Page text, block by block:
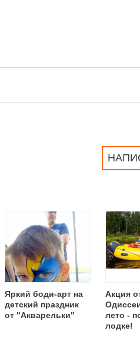
Яркий боди-арт на
детский праздник
от "Акварельки"
Акция
лето -
лодке!